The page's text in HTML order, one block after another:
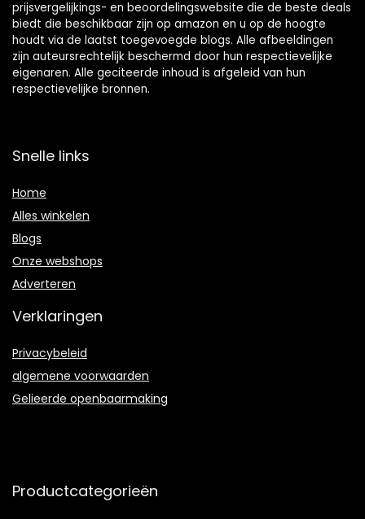
prijsvergelijkings- en beoordelingswebsite die de beste deals
biedt die beschikbaar zijn op amazon en u op de hoogte
houdt via de laatst toegevoegde blogs. Alle afbeeldingen
zijn auteursrechtelijk beschermd door hun respectievelijke
eigenaren. Alle geciteerde inhoud is afgeleid van hun
respectievelijke bronnen.
Snelle links
Home
Alles winkelen
Blogs
Onze webshops
Adverteren
Verklaringen
Privacybeleid
algemene voorwaarden
Gelieerde openbaarmaking
Productcategorieën